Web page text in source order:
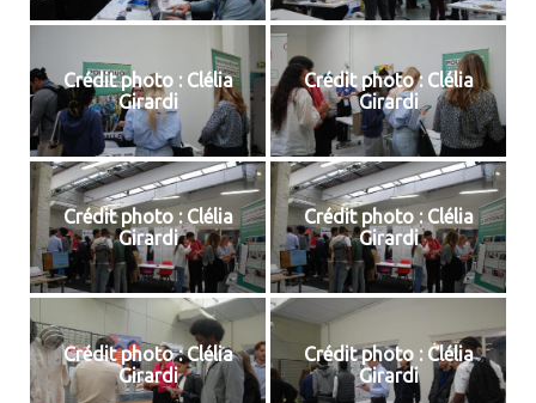
Crédit photo : Clélia
Girardi
Crédit photo : Clélia
Girardi
Crédit photo : Clélia
Girardi
Crédit photo : Clélia
Girardi
Crédit photo : Clélia
Girardi
Crédit photo : Clélia
Girardi